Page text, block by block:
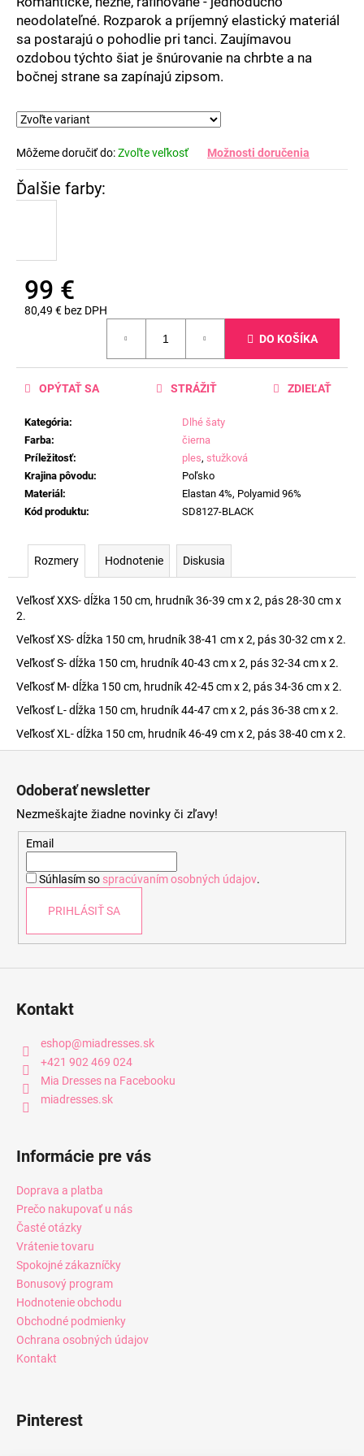
neodolateľné. Rozparok a príjemný elastický materiál
sa postarajú o pohodlie pri tanci. Zaujímavou
ozdobou týchto šiat je šnúrovanie na chrbte a na
bočnej strane sa zapínajú zipsom.
Môžeme doručiť do:Zvoľte veľkosť Možnosti doručenia
99 €
80,49 € bez DPH
DO KOŠÍKA
Kategória:
Dlhé šaty
Farba:
čierna
Príležitosť: ples, stužková
Krajina pôvodu:
Poľsko
Materiál :
Elastan 4%, Polyamid 96%
Kód produktu: SD8127-BLACK
OPÝTAŤ SA STRÁŽIŤ ZDIEĽAŤ
Rozmery Hodnotenie Diskusia
Veľkosť XXS- dĺžka 150 cm, hrudník 36-39 cm x 2, pás 28-30 cm x
2.
Veľkosť XS- dĺžka 150 cm, hrudník 38-41 cm x 2, pás 30-32 cm x 2.
Veľkosť S- dĺžka 150 cm, hrudník 40-43 cm x 2, pás 32-34 cm x 2.
Veľkosť M- dĺžka 150 cm, hrudník 42-45 cm x 2, pás 34-36 cm x 2.
Veľkosť L- dĺžka 150 cm, hrudník 44-47 cm x 2, pás 36-38 cm x 2.
Veľkosť XL- dĺžka 150 cm, hrudník 46-49 cm x 2, pás 38-40 cm x 2.
Odoberať newsletter
Nezmeškajte žiadne novinky či zľavy!
Email
Súhlasím so spracúvaním osobných údajov.
PRIHLÁSIŤ SA
Kontakt
eshop@miadresses.sk
+421 902 469 024
Mia Dresses na Facebooku
miadresses.sk
Informácie pre vás
Doprava a platba
Prečo nakupovať u nás
Časté otázky
Vrátenie tovaru
Spokojné zákazníčky
Bonusový program
Hodnotenie obchodu
Obchodné podmienky
Ochrana osobných údajov
Kontakt
Pinterest